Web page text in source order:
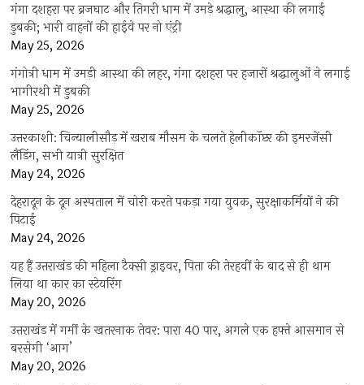
गंगा दशहरा पर ब्रजघाट और तिगरी धाम में उमड़े श्रद्धालु, आस्था की लगाई
डुबकी; भारी वाहनों की हाईवे पर नो एंट्री
May 25, 2026
गंगोत्री धाम में उमड़ी आस्था की लहर, गंगा दशहरा पर हजारों श्रद्धालुओं ने लगाई
भागीरथी में डुबकी
May 25, 2026
उत्तरकाशी: चिन्यालीसौड़ में खराब मौसम के चलते हेलीकॉप्टर की इमरजेंसी
लैंडिंग, सभी यात्री सुरक्षित
May 24, 2026
देहरादून के दून अस्पताल में चोरी करते पकड़ा गया युवक, सुरक्षाकर्मियों ने की
पिटाई
May 24, 2026
यह हैं उत्तराखंड की महिला टैक्सी ड्राइवर, पिता की तेरहवीं के बाद से ही थाम
लिया था कार का स्टेयरिंग
May 20, 2026
उत्तराखंड में गर्मी के खतरनाक तेवर: पारा 40 पार, अगले एक हफ्ते आसमान से
बरसेगी ‘आग’
May 20, 2026